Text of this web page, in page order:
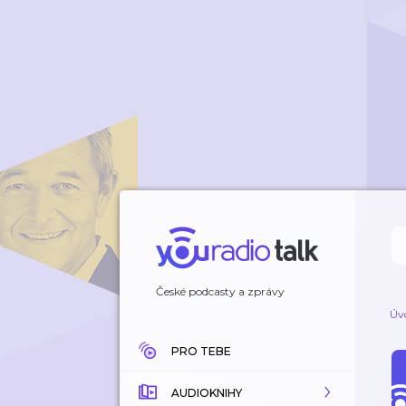
České podcasty a zprávy
PRO TEBE
AUDIOKNIHY